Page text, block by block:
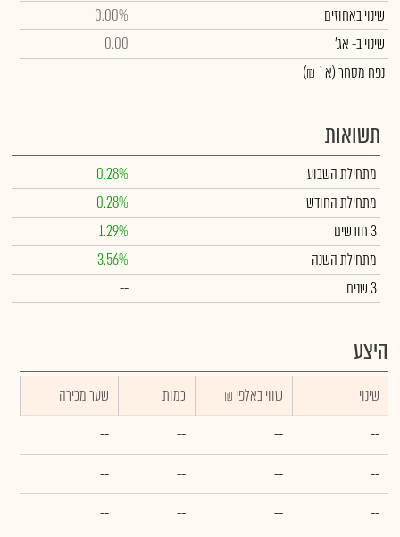
שינוי באחוזים
0.00%
שינויב- אג'
0.00
נפח מסחר(א` ₪)
תשואות
מתחילת השבוע
0.28%
מתחילת החודש
0.28%
3 חודשים
1.29%
מתחילת השנה
3.56%
3 שנים
--
היצע
שינוי ₪ שווי באלפי כמות
שער מכירה
--
--
--
--
--
--
--
--
--
--
--
--